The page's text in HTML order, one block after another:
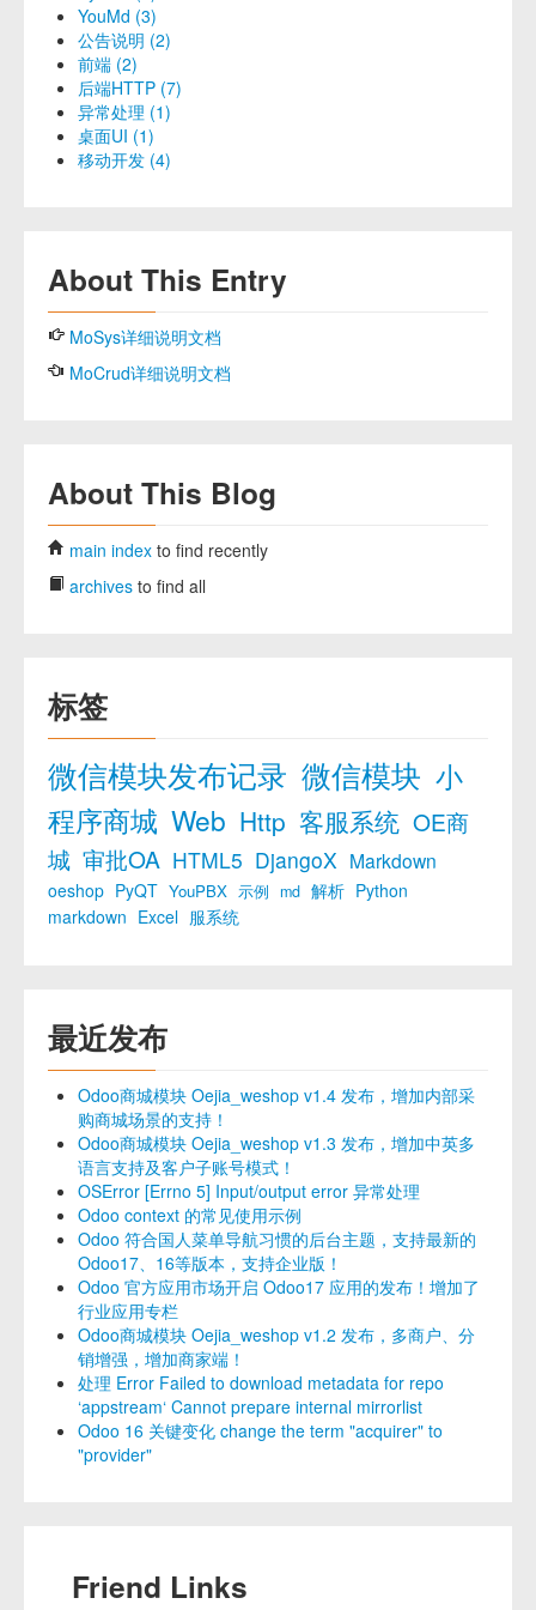
YouMd (3)
公告说明 (2)
前端 (2)
后端HTTP (7)
异常处理 (1)
桌面UI (1)
移动开发 (4)
About This Entry
MoSys详细说明文档
MoCrud详细说明文档
About This Blog
main index to find recently
archives to find all
标签
微信模块发布记录 微信模块 小
程序商城 Web Http 客服系统 OE商
城 审批OA HTML5 DjangoX Markdown
oeshop PyQT YouPBX 示例 md 解析 Python
markdown Excel 服系统
最近发布
Odoo商城模块 Oejia_weshop v1.4 发布，增加内部采
购商城场景的支持！
Odoo商城模块 Oejia_weshop v1.3 发布，增加中英多
语言支持及客户子账号模式！
OSError [Errno 5] Input/output error 异常处理
Odoo context 的常见使用示例
Odoo 符合国人菜单导航习惯的后台主题，支持最新的
Odoo17、16等版本，支持企业版！
Odoo 官方应用市场开启 Odoo17 应用的发布！增加了
行业应用专栏
Odoo商城模块 Oejia_weshop v1.2 发布，多商户、分
销增强，增加商家端！
处理 Error Failed to download metadata for repo
‘appstream‘ Cannot prepare internal mirrorlist
Odoo 16 关键变化 change the term "acquirer" to
"provider"
Friend Links